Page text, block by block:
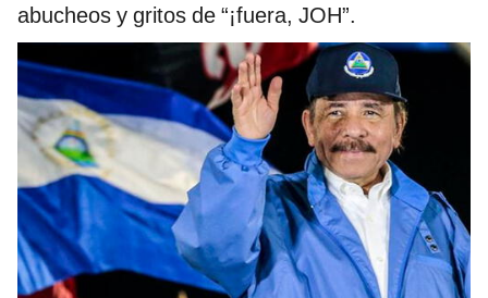
abucheos y gritos de “¡fuera, JOH”.